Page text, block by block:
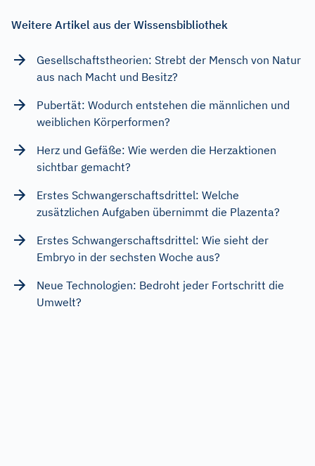
Weitere Artikel aus der Wissensbibliothek
Gesellschaftstheorien: Strebt der Mensch von Natur
aus nach Macht und Besitz?
Pubertät: Wodurch entstehen die männlichen und
weiblichen Körperformen?
Herz und Gefäße: Wie werden die Herzaktionen
sichtbar gemacht?
Erstes Schwangerschaftsdrittel: Welche
zusätzlichen Aufgaben übernimmt die Plazenta?
Erstes Schwangerschaftsdrittel: Wie sieht der
Embryo in der sechsten Woche aus?
Neue Technologien: Bedroht jeder Fortschritt die
Umwelt?